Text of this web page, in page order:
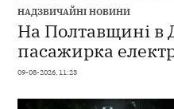
НАДЗВИЧАЙНІ НОВИНИ
На Полтавщині в
пасажирка
09-08-2026, 11:23